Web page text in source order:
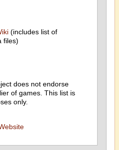
(includes list of
files)
does not endorse
of games. This list is
only.